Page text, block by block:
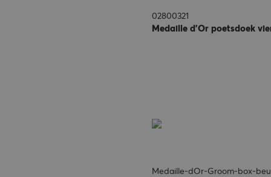
02800321
Medaille d'Or poetsdoek
Medaille-dOr-Groom-box-